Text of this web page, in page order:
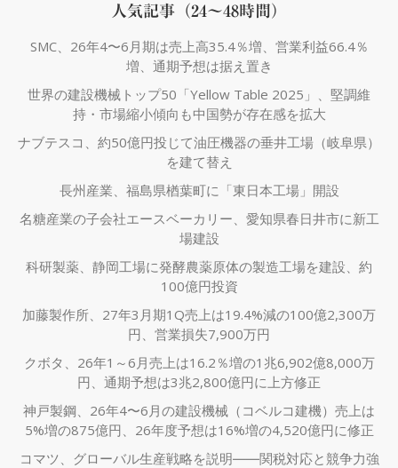
人気記事（24～48時間）
SMC、26年4〜6月期は売上高35.4％増、営業利益66.4％
増、通期予想は据え置き
世界の建設機械トップ50「Yellow Table 2025」、堅調維
持・市場縮小傾向も中国勢が存在感を拡大
ナブテスコ、約50億円投じて油圧機器の垂井工場（岐阜県）
を建て替え
長州産業、福島県楢葉町に「東日本工場」開設
名糖産業の子会社エースベーカリー、愛知県春日井市に新工
場建設
科研製薬、静岡工場に発酵農薬原体の製造工場を建設、約
100億円投資
加藤製作所、27年3月期1Q売上は19.4%減の100億2,300万
円、営業損失7,900万円
クボタ、26年1～6月売上は16.2％増の1兆6,902億8,000万
円、通期予想は3兆2,800億円に上方修正
神戸製鋼、26年4〜6月の建設機械（コベルコ建機）売上は
5%増の875億円、26年度予想は16%増の4,520億円に修正
コマツ、グローバル生産戦略を説明――関税対応と競争力強